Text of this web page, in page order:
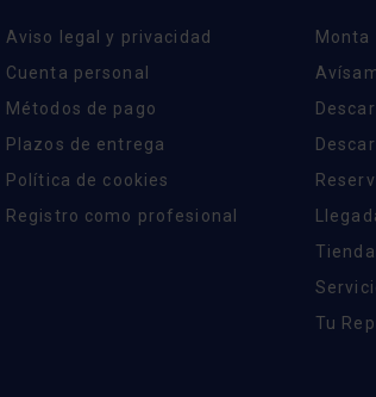
Aviso legal y privacidad
Cuenta personal
Métodos de pago
Plazos de entrega
Política de cookies
Registro como profesional
Tu